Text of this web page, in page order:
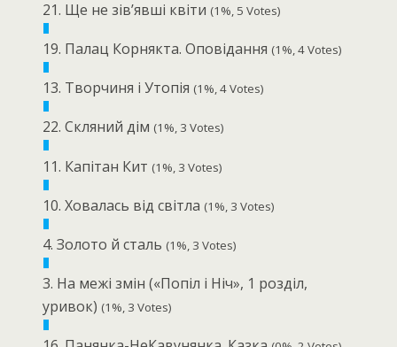
21. Ще не зів’явші квіти (1%, 5 Votes)
19. Палац Корнякта. Оповідання (1%, 4 Votes)
13. Творчиня і Утопія (1%, 4 Votes)
22. Скляний дім (1%, 3 Votes)
11. Капітан Кит (1%, 3 Votes)
10. Ховалась від світла (1%, 3 Votes)
4. Золото й сталь (1%, 3 Votes)
3. На межі змін («Попіл і Ніч», 1 розділ,
уривок) (1%, 3 Votes)